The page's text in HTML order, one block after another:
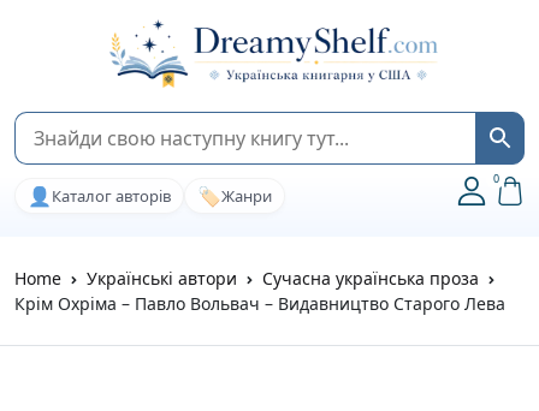
👤 Каталог авторів 🏷️Жанри
0
Home Українські автори
Сучасна українська проза
Крім Охріма – Павло Вольвач – Видавництво Старого Лева